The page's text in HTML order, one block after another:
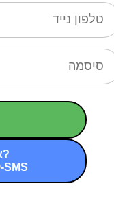
אין / שכחת סיסמה?
קבלת סיסמה חדשה ב-SMS